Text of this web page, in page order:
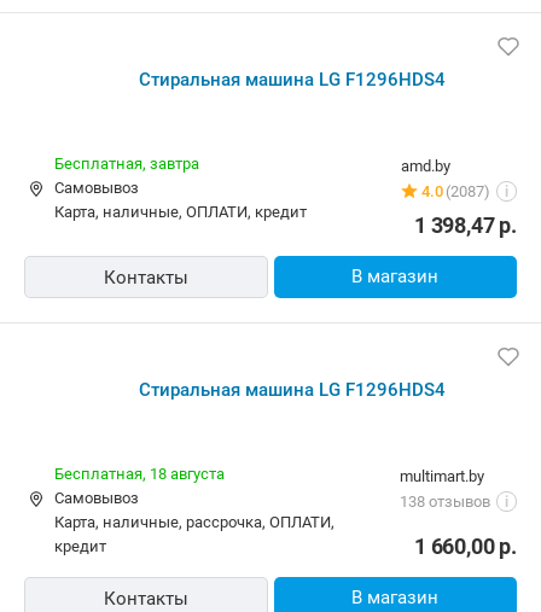
Стиральная машина LG F1296HDS4
amd.by
4.0 (2087) i
Бесплатная, завтра
Самовывоз
карта, наличные, ОПЛАТИ, кредит
1 398,47р.
Контакты В магазин
Стиральная машина LG F1296HDS4
multimart.by
138 отзывов
i
Бесплатная, 18 августа
Самовывоз
карта, наличные, рассрочка, ОПЛАТИ,
кредит
1 660,00р.
Контакты В магазин